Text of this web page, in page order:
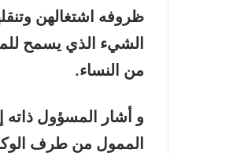
ظروفه اشتغالهن
الشيء الذي يسمح
من النساء.
و أشار المسؤول ذاته
الممول من طرف